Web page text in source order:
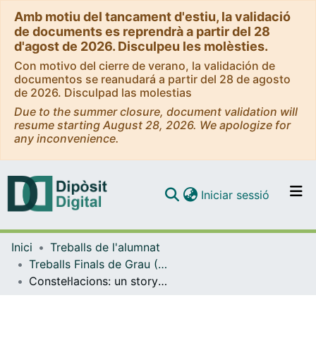
Amb motiu del tancament d'estiu, la validació
de documents es reprendrà a partir del 28
d'agost de 2026. Disculpeu les molèsties.
Con motivo del cierre de verano, la validación de
documentos se reanudará a partir del 28 de agosto
de 2026. Disculpad las molestias
Due to the summer closure, document validation will
resume starting August 28, 2026. We apologize for
any inconvenience.
Navega per tot el DD
Iniciar sessió (current)
Inici
Treballs de l'alumnat
Treballs Finals de Grau (TFG) - Belles Arts
Constel·lacions: un storyboard i una micro-animació sobre les relacions mare-filla